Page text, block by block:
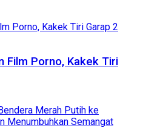
Film Porno, Kakek Tiri